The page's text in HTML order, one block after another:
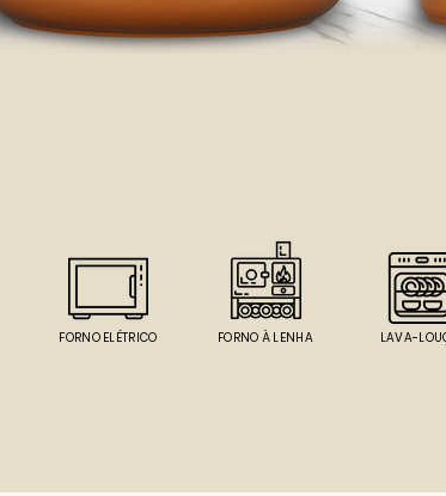
FORNO ELÉTRICO FORNO À LENHA LAVA-